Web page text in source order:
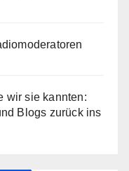
wir sie kannten:
Blogs zurück ins